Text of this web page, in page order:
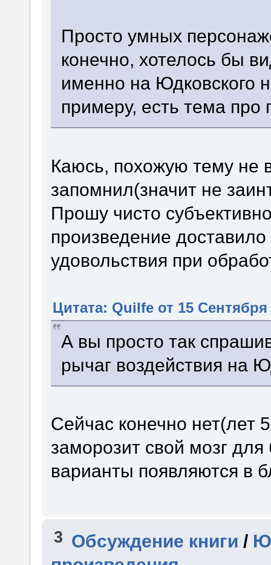
Просто умных
конечно, хотелось бы
именно на Юдковского
примеру, есть тема про
Каюсь, похожую тему не
запомнил(значит не
Прошу чисто
произведение
удовольствия при
Цитата: Quilfe от 15 Сентября
А вы просто так
рычаг воздействия на
Сейчас конечно нет(лет
заморозит свой мозг
варианты появляются в
3 Обсуждение книги /